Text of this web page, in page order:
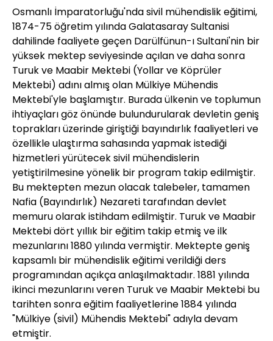
Osmanlı İmparatorluğu'nda sivil mühendislik eğitimi,
1874-75 öğretim yılında Galatasaray Sultanisi
dahilinde faaliyete geçen Darülfünun-ı Sultani'nin bir
yüksek mektep seviyesinde açılan ve daha sonra
Turuk ve Maabir Mektebi (Yollar ve Köprüler
Mektebi) adını almış olan Mülkiye Mühendis
Mektebi'yle başlamıştır. Burada ülkenin ve toplumun
ihtiyaçları göz önünde bulundurularak devletin geniş
toprakları üzerinde giriştiği bayındırlık faaliyetleri ve
özellikle ulaştırma sahasında yapmak istediği
hizmetleri yürütecek sivil mühendislerin
yetiştirilmesine yönelik bir program takip edilmiştir.
Bu mektepten mezun olacak talebeler, tamamen
Nafia (Bayındırlık) Nezareti tarafından devlet
memuru olarak istihdam edilmiştir. Turuk ve Maabir
Mektebi dört yıllık bir eğitim takip etmiş ve ilk
mezunlarını 1880 yılında vermiştir. Mektepte geniş
kapsamlı bir mühendislik eğitimi verildiği ders
programından açıkça anlaşılmaktadır. 1881 yılında
ikinci mezunlarını veren Turuk ve Maabir Mektebi bu
tarihten sonra eğitim faaliyetlerine 1884 yılında
"Mülkiye (sivil) Mühendis Mektebi" adıyla devam
etmiştir.